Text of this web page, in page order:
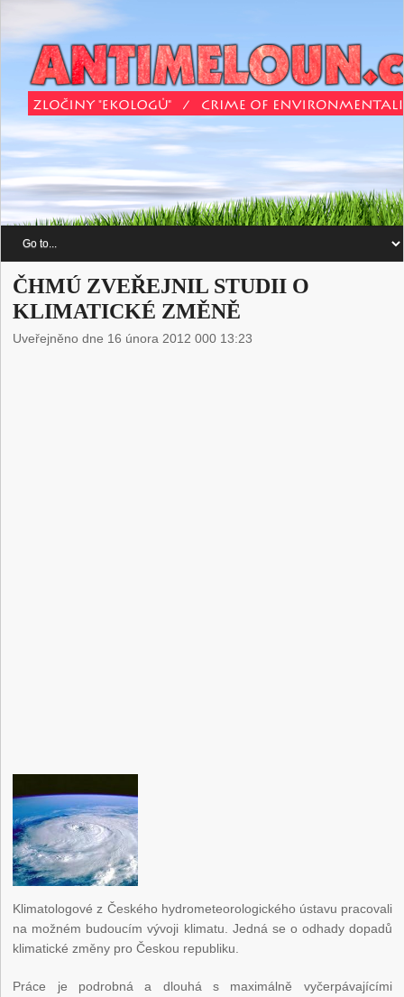
ČHMÚ ZVEŘEJNIL STUDII O
KLIMATICKÉ ZMĚNĚ
Uveřejněno dne 16 února 2012 000 13:23
Klimatologové z Českého hydrometeorologického ústavu pracovali
na možném budoucím vývoji klimatu. Jedná se o odhady dopadů
klimatické změny pro Českou republiku.
Práce je podrobná a dlouhá s maximálně vyčerpávajícími